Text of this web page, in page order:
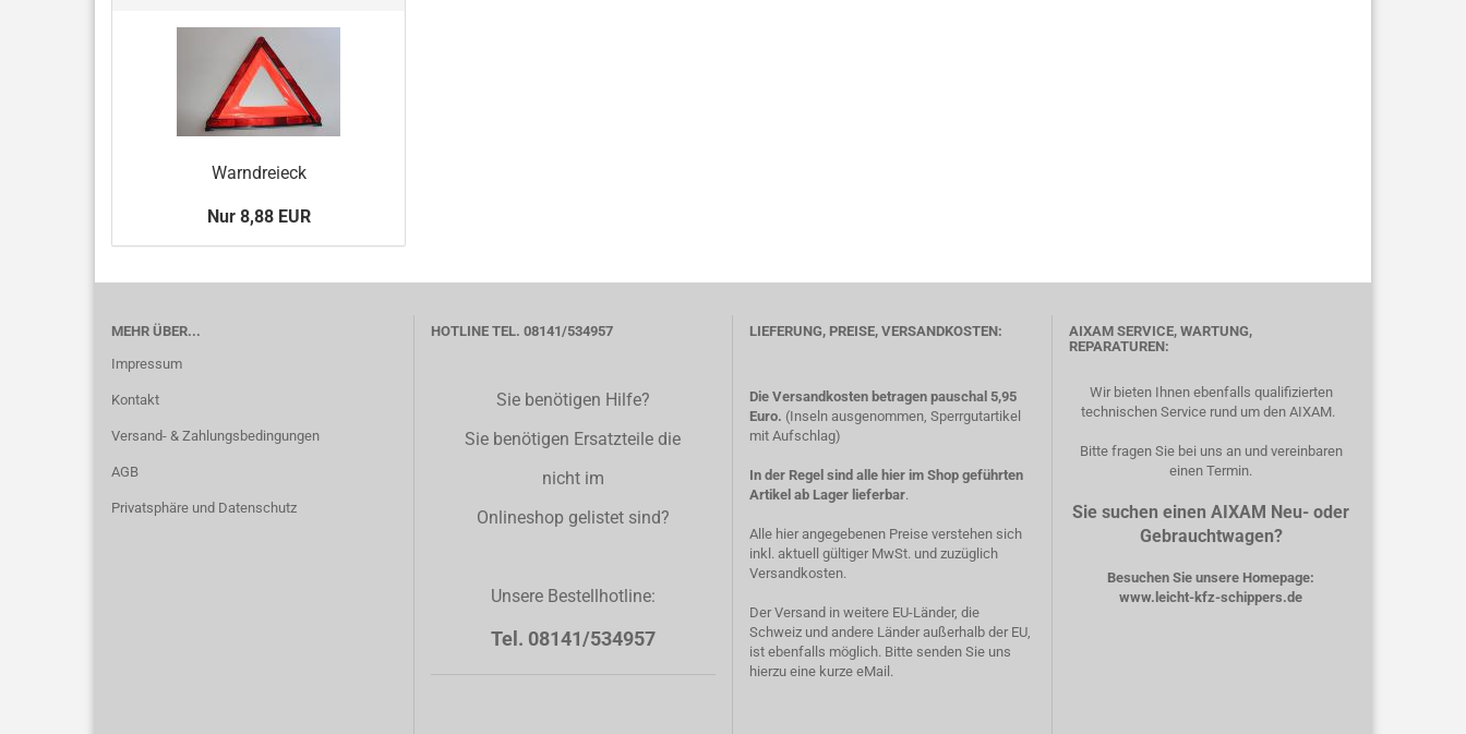
Warndreieck
Nur 8,88 EUR
MEHR ÜBER...
Impressum
Kontakt
Versand- & Zahlungsbedingungen
AGB
Privatsphäre und Datenschutz
HOTLINE TEL. 08141/534957
Sie benötigen Hilfe?
Sie benötigen Ersatzteile die
nicht im
Onlineshop gelistet sind?
Unsere Bestellhotline:
Tel. 08141/534957
LIEFERUNG, PREISE, VERSANDKOSTEN:
Die Versandkosten betragen pauschal 5,95
Euro. (Inseln ausgenommen, Sperrgutartikel
mit Aufschlag)
In der Regel sind alle hier im Shop geführten
Artikel ab Lager lieferbar.
Alle hier angegebenen Preise verstehen sich
inkl. aktuell gültiger MwSt. und zuzüglich
Versandkosten.
Der Versand in weitere EU-Länder, die
Schweiz und andere Länder außerhalb der EU,
ist ebenfalls möglich. Bitte senden Sie uns
hierzu eine kurze eMail.
AIXAM SERVICE, WARTUNG,
REPARATUREN:
Wir bieten Ihnen ebenfalls qualifizierten
technischen Service rund um den AIXAM.
Bitte fragen Sie bei uns an und vereinbaren
einen Termin.
Sie suchen einen AIXAM Neu- oder
Gebrauchtwagen?
Besuchen Sie unsere Homepage:
www.leicht-kfz-schippers.de